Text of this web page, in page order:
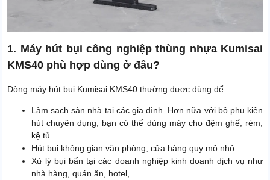
1. Máy hút bụi công nghiệp thùng nhựa Kumisai
KMS40 phù hợp dùng ở đâu?
Dòng máy hút bụi Kumisai KMS40 thường được dùng để:
Làm sạch sàn nhà tại các gia đình. Hơn nữa với bộ phụ kiện
hút chuyên dụng, bạn có thể dùng máy cho đệm ghế, rèm,
kệ tủ.
Hút bụi không gian văn phòng, cửa hàng quy mô nhỏ.
Xử lý bụi bẩn tại các doanh nghiệp kinh doanh dịch vụ như
nhà hàng, quán ăn, hotel,...